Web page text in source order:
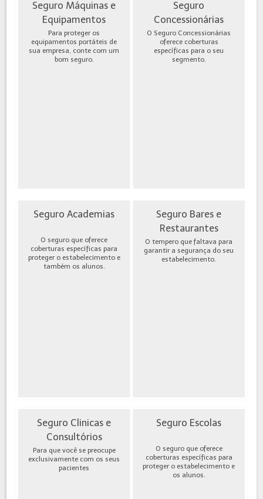
Seguro Máquinas e
Equipamentos
Para proteger os
equipamentos portáteis de
sua empresa, conte com um
bom seguro.
Seguro
Concessionárias
O Seguro Concessionárias
oferece coberturas
específicas para o seu
segmento.
Seguro Academias
O seguro que oferece
coberturas específicas para
proteger o estabelecimento e
também os alunos.
Seguro Bares e
Restaurantes
O tempero que faltava para
garantir a segurança do seu
estabelecimento.
Seguro Clinicas e
Consultórios
Para que você se preocupe
exclusivamente com os seus
pacientes
Seguro Escolas
O seguro que oferece
coberturas específicas para
proteger o estabelecimento e
os alunos.